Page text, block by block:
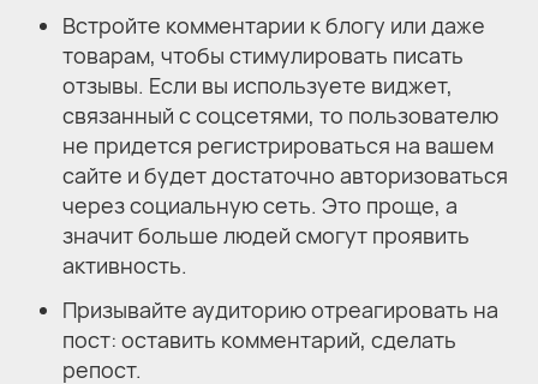
Встройте комментарии к блогу или даже
товарам, чтобы стимулировать писать
отзывы. Если вы используете виджет,
связанный с соцсетями, то пользователю
не придется регистрироваться на вашем
сайте и будет достаточно авторизоваться
через социальную сеть. Это проще, а
значит больше людей смогут проявить
активность.
Призывайте аудиторию отреагировать на
пост: оставить комментарий, сделать
репост.